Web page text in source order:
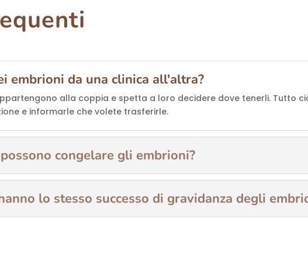
embrioni da una clinica all'altra?
alla coppia e spetta a loro decidere dove tenerli. Tutto
e informarle che volete trasferirle.
congelare gli embrioni?
lo stesso successo di gravidanza degli